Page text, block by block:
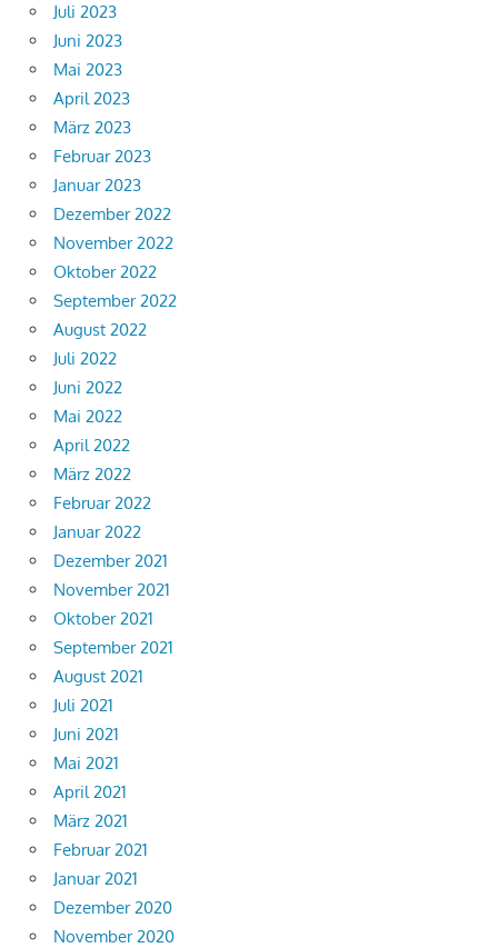
Juli 2023
Juni 2023
Mai 2023
April 2023
März 2023
Februar 2023
Januar 2023
Dezember 2022
November 2022
Oktober 2022
September 2022
August 2022
Juli 2022
Juni 2022
Mai 2022
April 2022
März 2022
Februar 2022
Januar 2022
Dezember 2021
November 2021
Oktober 2021
September 2021
August 2021
Juli 2021
Juni 2021
Mai 2021
April 2021
März 2021
Februar 2021
Januar 2021
Dezember 2020
November 2020